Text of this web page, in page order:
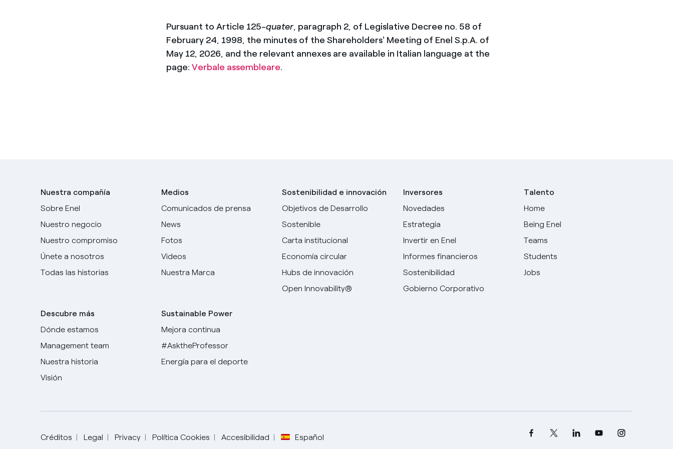
Formas de denunciar por infracción de nuestras
Norteamérica
Pursuant to Article 125-quater, paragraph 2, of Legislative Decree no. 58 of
February 24, 1998, the minutes of the Shareholders' Meeting of Enel S.p.A. of
May 12, 2026, and the relevant annexes are available in Italian language at the
page:Verbale assembleare.
Nuestra compañía
Sobre Enel
Nuestro negocio
Nuestro compromiso
Únete a nosotros
Todas las historias
Descubre más
Dónde estamos
Management team
Nuestra historia
Visión
Medios
Comunicados de prensa
News
Fotos
Videos
Nuestra Marca
Sustainable Power
Mejora continua
#AsktheProfessor
Energía para el deporte
Sostenibilidad e innovación
Objetivos de Desarrollo
Sostenible
Carta institucional
Economía circular
Hubs de innovación
Open Innovability®
Inversores
Novedades
Estrategia
Invertir en Enel
Informes financieros
Sostenibilidad
Gobierno Corporativo
Talento
Home
Being Enel
Teams
Students
Jobs
Créditos Legal Privacy Política Cookies Accesibilidad Español